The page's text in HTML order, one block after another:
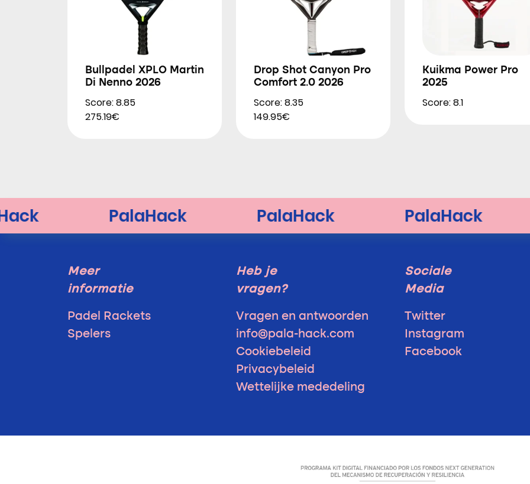
Bullpadel XPLO Martin
Di Nenno 2026
Score: 8.85
275.19€
Drop Shot Canyon Pro
Comfort 2.0 2026
Score: 8.35
149.95€
Kuikma Power Pro
2025
Score: 8.1
Meer
informatie
Padel Rackets
Spelers
Heb je
vragen?
Vragen en antwoorden
info@pala-hack.com
Cookiebeleid
Privacybeleid
Wettelijke mededeling
Sociale
Media
Twitter
Instagram
Facebook